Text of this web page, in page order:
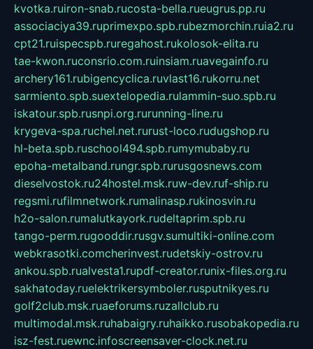
kvotka.ruiron-snab.rucosta-bella.rueugrus.pp.ru
associaciya39.ruprimexpo.spb.rubezmorchin.ruia2.ru
cpt21.ruispecspb.ruregahost.rukolosok-elita.ru
tae-kwon.ruconsrio.com.ruinsiam.ruavegainfo.ru
archery161.rubigencyclica.ruvlast16.rukorru.net
sarmiento.spb.suextelopedia.rulammin-suo.spb.ru
iskatour.spb.rusnpi.org.rurunning-line.ru
krygeva-spa.ruchel.net.rurust-loco.rudugshop.ru
hl-beta.spb.ruschool494.spb.rumymubaby.ru
epoha-metalband.rungr.spb.rurusgosnews.com
dieselvostok.ru24hostel.msk.ruw-dev.ruf-ship.ru
regsmi.rufilmnetwork.rumalinasp.rukinosvin.ru
h2o-salon.rumalutkayork.rudeltaprim.spb.ru
tango-perm.rugooddir.rusgv.sumultiki-online.com
webkrasotki.comcherinvest.rudetskiy-ostrov.ru
ankou.spb.rualvesta1.rupdf-creator.runix-files.org.ru
sakhatoday.ruelektrikersymboler.rusputnikyes.ru
golf2club.msk.ruaeforums.ruzallclub.ru
multimodal.msk.ruhabaigry.ruhaikko.rusobakopedia.ru
isz-fest.ruewnc.infoscreensaver-clock.net.ru